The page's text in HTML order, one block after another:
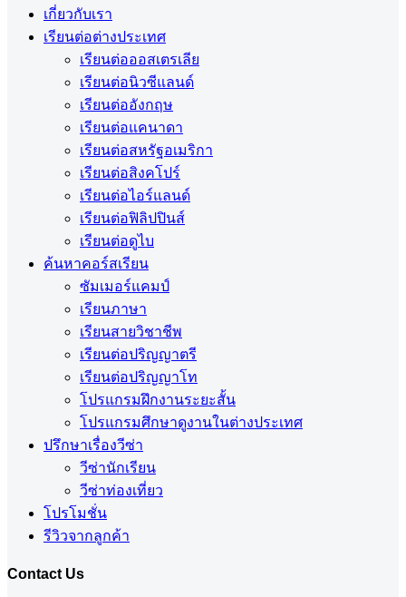
เกี่ยวกับเรา
เรียนต่อต่างประเทศ
เรียนต่อออสเตรเลีย
เรียนต่อนิวซีแลนด์
เรียนต่ออังกฤษ
เรียนต่อแคนาดา
เรียนต่อสหรัฐอเมริกา
เรียนต่อสิงคโปร์
เรียนต่อไอร์แลนด์
เรียนต่อฟิลิปปินส์
เรียนต่อดูไบ
ค้นหาคอร์สเรียน
ซัมเมอร์แคมป์
เรียนภาษา
เรียนสายวิชาชีพ
เรียนต่อปริญญาตรี
เรียนต่อปริญญาโท
โปรแกรมฝึกงานระยะสั้น
โปรแกรมศึกษาดูงานในต่างประเทศ
ปรึกษาเรื่องวีซ่า
วีซ่านักเรียน
วีซ่าท่องเที่ยว
โปรโมชั่น
รีวิวจากลูกค้า
Contact Us